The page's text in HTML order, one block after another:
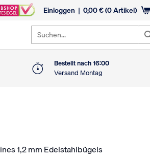
Einloggen 0,00€(0 Artikel)
Suchen...
Bestellt nach 16:00
Versand Montag
1,2 mm Edelstahlbügels